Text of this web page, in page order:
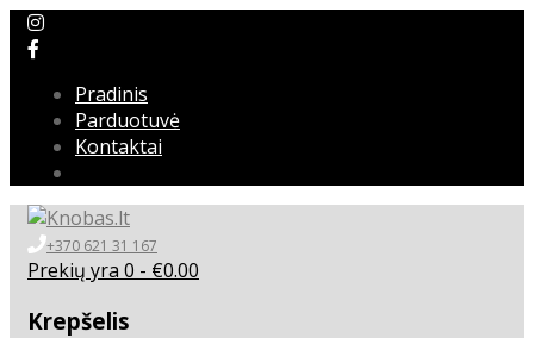
Pradinis
Parduotuvė
Kontaktai
+370 621 31 167
Prekių yra 0 - €0.00
Krepšelis